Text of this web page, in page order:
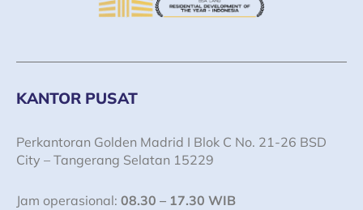
KANTOR PUSAT
Perkantoran Golden Madrid I Blok C No. 21-26 BSD
City – Tangerang Selatan 15229
Jam operasional: 08.30 – 17.30 WIB